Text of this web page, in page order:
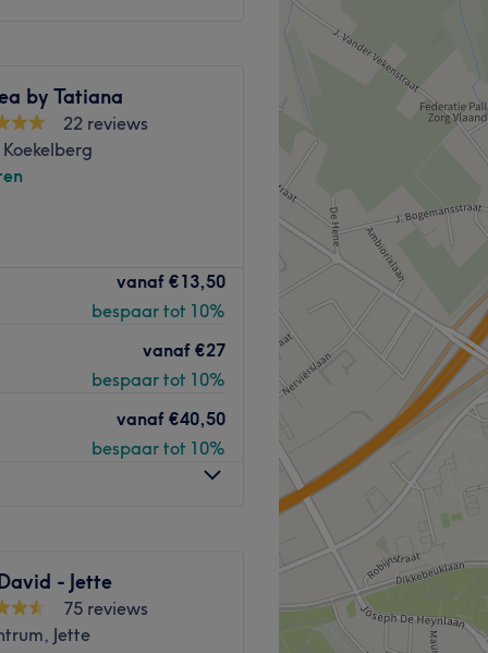
salon de beauté offre un
les besoins en matière
son personnel dévoué et
membres du personnel
de l'équipe est
le meilleur service
une expérience client
by Tatiana
22 reviews
vanaf €13,50
bespaar tot 10%
vanaf €27
bespaar tot 10%
vanaf €40,50
bespaar tot 10%
- Jette
75 reviews
Jette